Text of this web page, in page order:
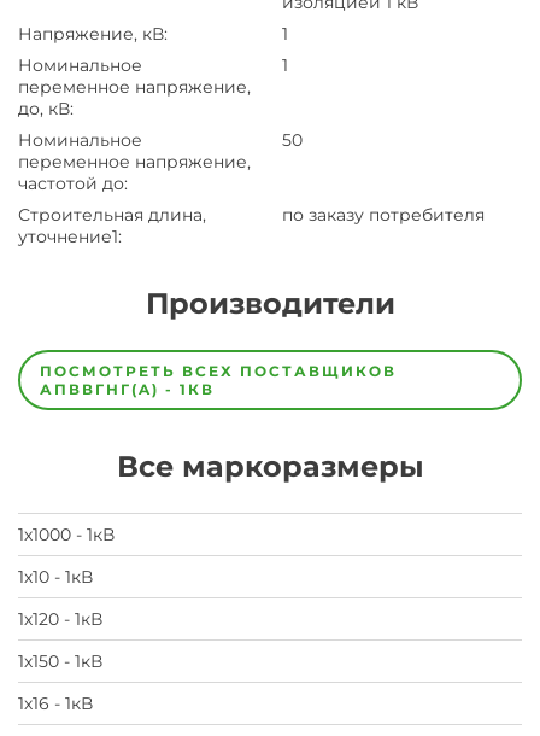
Напряжение, кВ:
1
Номинальное
переменное напряжение,
до, кВ:
1
Номинальное
переменное напряжение,
частотой до:
50
Строительная длина,
уточнение1:
по заказу потребителя
Производители
Завод Завод-
изготовитель
предпочел
на
завод
ПОСМОТРЕТЬ ВСЕХ ПОСТАВЩИКОВ
АПВВГНГ(A) - 1КВ
Все маркоразмеры
1х1000 - 1кВ
1х10 - 1кВ
1х120 - 1кВ
1х150 - 1кВ
1х16 - 1кВ